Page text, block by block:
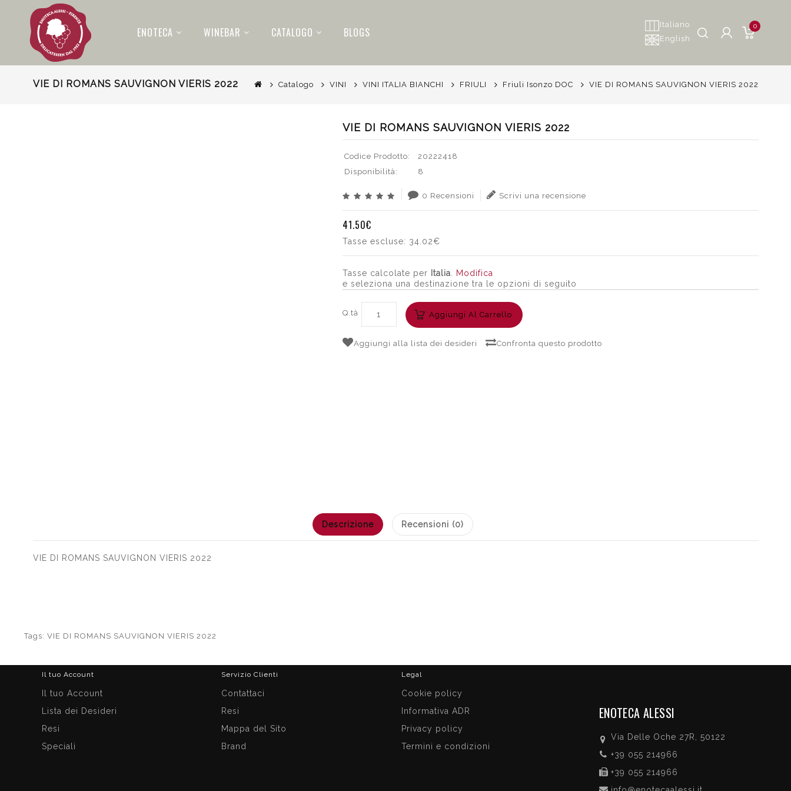
ENOTECA WINEBAR CATALOGO BLOGS
Italiano
English
0
VIE DI ROMANS SAUVIGNON VIERIS 2022 Catalogo VINI VINI ITALIA BIANCHI FRIULI Friuli Isonzo DOC VIE DI ROMANS SAUVIGNON VIERIS 2022
VIE DI ROMANS SAUVIGNON VIERIS 2022
Codice Prodotto:
20222418
Disponibilità:
8
0 Recensioni Scrivi una recensione
41.50€
Tasse escluse: 34.02€
Tasse calcolate per Italia
Modifica
e seleziona una destinazione tra le opzioni di seguito
Q.tà Aggiungi Al Carrello
Aggiungi alla lista dei desideri Confronta questo prodotto
Descrizione Recensioni (0)
VIE DI ROMANS SAUVIGNON VIERIS 2022
Tags: VIE DI ROMANS SAUVIGNON VIERIS 2022
Legal
Cookie policy
Informativa ADR
Privacy policy
Termini e condizioni
Servizio Clienti
Contattaci
Resi
Mappa del Sito
Brand
Il tuo Account
Il tuo Account
Lista dei Desideri
Resi
Speciali
ENOTECA ALESSI
Via Delle Oche 27R, 50122
+39 055 214966
+39 055 214966